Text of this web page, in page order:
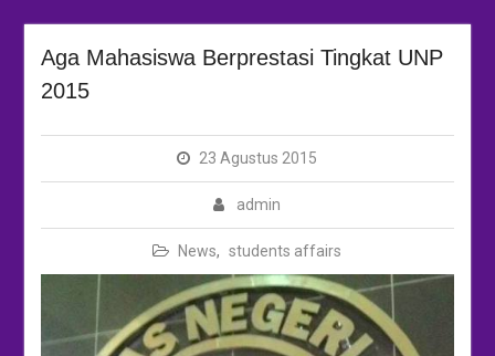
Aga Mahasiswa Berprestasi Tingkat UNP
2015
23 Agustus 2015
admin
News, students affairs